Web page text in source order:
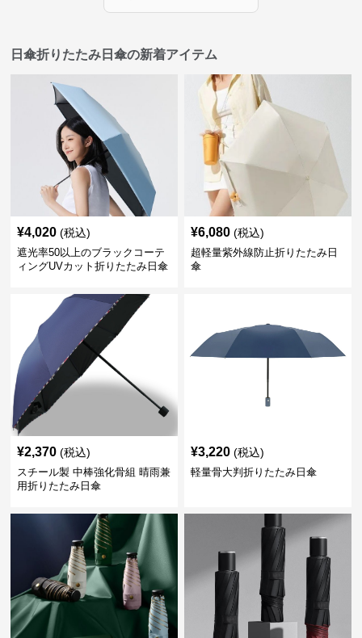
日傘折りたたみ日傘の新着アイテム
¥4,020 (税込)
遮光率50以上のブラックコーテ
ィングUVカット折りたたみ日傘
¥6,080 (税込)
超軽量紫外線防止折りたたみ日
傘
¥2,370 (税込)
スチール製 中棒強化骨組 晴雨兼
用折りたたみ日傘
¥3,220 (税込)
軽量骨大判折りたたみ日傘